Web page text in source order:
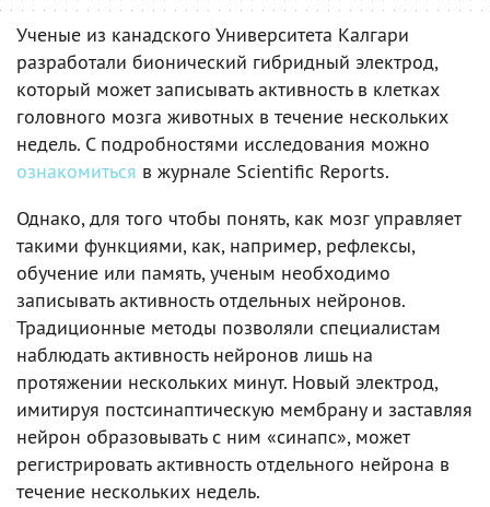
Ученые из канадского Университета Калгари
разработали бионический гибридный электрод,
который может записывать активность в клетках
головного мозга животных в течение нескольких
недель. С подробностями исследования можно
ознакомиться в журнале Scientific Reports.
Однако, для того чтобы понять, как мозг управляет
такими функциями, как, например, рефлексы,
обучение или память, ученым необходимо
записывать активность отдельных нейронов.
Традиционные методы позволяли специалистам
наблюдать активность нейронов лишь на
протяжении нескольких минут. Новый электрод,
имитируя постсинаптическую мембрану и заставляя
нейрон образовывать с ним «синапс», может
регистрировать активность отдельного нейрона в
течение нескольких недель.